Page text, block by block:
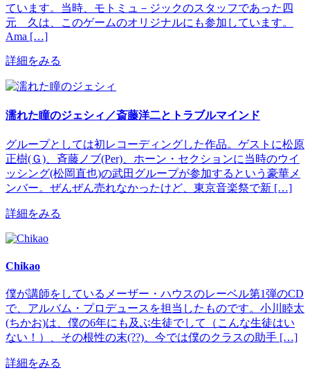
ています。当時、モトミュ－ジックのスタッフであった四
元 久は、このゲームのオリジナルにも参加しています。
Ama […]
詳細をみる
濡れた瞳のジェシィ／斎藤洋二とトラブルマインド
グループとしては初レコーディングした作品。ゲストに松原
正樹(Ｇ)、斉藤ノブ(Per)、ホーン・セクションに当時のウイ
ッシング(松岡直也)の武田グループが参加するという豪華メ
ンバー。ぜんぜん売れなかったけど、東京音楽祭で新 […]
詳細をみる
Chikao
僕が講師をしているメーザー・ハウスのレーベル第1弾のCD
で、アルバム・プロデュースを担当したものです。小川睦太
(ちかお)は、僕の6年にも及ぶ生徒でして（こんな生徒はい
ない！）、その根性の末(??)、今では僕のクラスの助手 […]
詳細をみる